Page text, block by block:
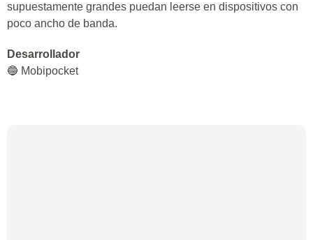
supuestamente grandes puedan leerse en dispositivos con
poco ancho de banda.
Desarrollador
🔵 Mobipocket